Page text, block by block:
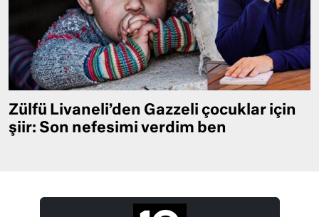
Zülfü Livaneli’den Gazzeli çocuklar için
şiir: Son nefesimi verdim ben